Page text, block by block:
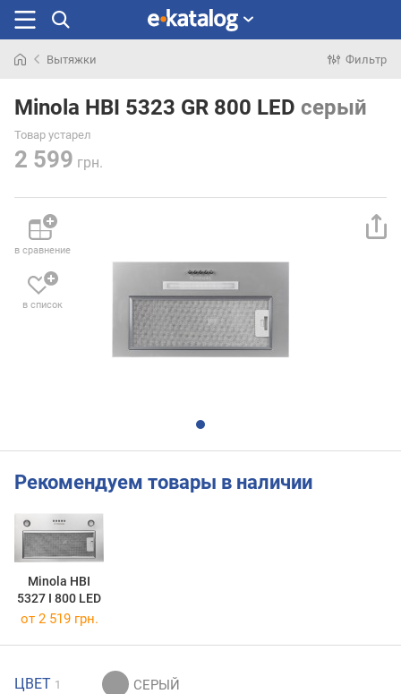
раньше
Вытяжки Фильтр
Minola HBI 5323 GR 800 LED серый
Товар устарел
2 599 грн.
в сравнение
в список
Рекомендуем товары в наличии
Minola HBI
5327 I 800 LED
от 2 519 грн.
ЦВЕТ 1